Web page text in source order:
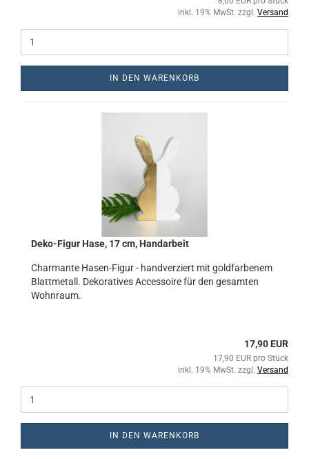
inkl. 19% MwSt. zzgl. Versand
IN DEN WARENKORB
Deko-Figur Hase, 17 cm, Handarbeit
Charmante Hasen-Figur - handverziert mit goldfarbenem
Blattmetall. Dekoratives Accessoire für den gesamten
Wohnraum.
17,90 EUR
17,90 EUR pro Stück
inkl. 19% MwSt. zzgl. Versand
IN DEN WARENKORB